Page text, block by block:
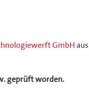
GmbH
geprüft worden.